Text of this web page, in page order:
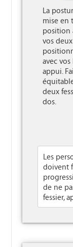
La
mise en
position
vos
avec
appui.
deux
dos.
Les
doivent
de ne
fessier,